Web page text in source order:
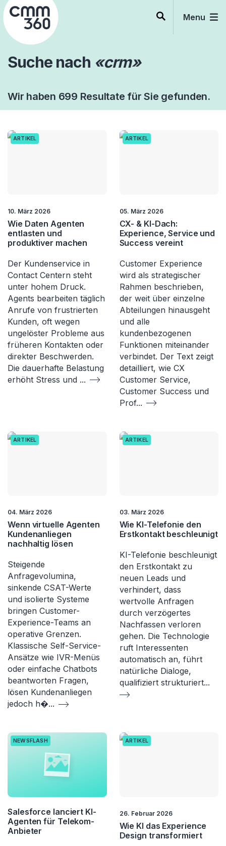
Skip
to
content
Menu
Suche nach «crm»
Wir haben 699 Resultate für Sie gefunden.
ARTIKEL
10. März 2026
Wie Daten Agenten
entlasten und
produktiver machen
Der Kundenservice in
Contact Centern steht
unter hohem Druck.
Agents bearbeiten täglich
Anrufe von frustrierten
Kunden, oft wegen
ungelöster Probleme aus
früheren Kontakten oder
direkter Beschwerden.
Die dauerhafte Belastung
erhöht Stress und ...
ARTIKEL
05. März 2026
CX- & KI-Dach:
Experience, Service und
Success vereint
Customer Experience
wird als strategischer
Rahmen beschrieben,
der weit über einzelne
Abteilungen hinausgeht
und alle
kundenbezogenen
Funktionen miteinander
verbindet. Der Text zeigt
detailliert, wie CX
Customer Service,
Customer Success und
Prof...
ARTIKEL
04. März 2026
Wenn virtuelle Agenten
Kundenanliegen
nachhaltig lösen
Steigende
Anfragevolumina,
sinkende CSAT-Werte
und isolierte Systeme
bringen Customer-
Experience-Teams an
operative Grenzen.
Klassische Self-Service-
Ansätze wie IVR-Menüs
oder einfache Chatbots
beantworten Fragen,
lösen Kundenanliegen
jedoch h�...
ARTIKEL
03. März 2026
Wie KI-Telefonie den
Erstkontakt beschleunigt
KI-Telefonie beschleunigt
den Erstkontakt zu
neuen Leads und
verhindert, dass
wertvolle Anfragen
durch verzögertes
Nachfassen verloren
gehen. Die Technologie
ruft Interessenten
automatisch an, führt
natürliche Dialoge,
qualifiziert strukturiert...
NEWSFLASH
Salesforce lanciert KI-
Agenten für Telekom-
Anbieter
ARTIKEL
26. Februar 2026
Wie KI das Experience
Design transformiert